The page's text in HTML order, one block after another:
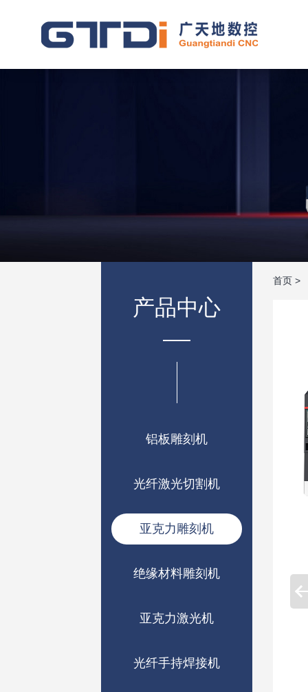
产品中心
铝板雕刻机
光纤激光切割机
亚克力雕刻机
绝缘材料雕刻机
亚克力激光机
光纤手持焊接机
首页>